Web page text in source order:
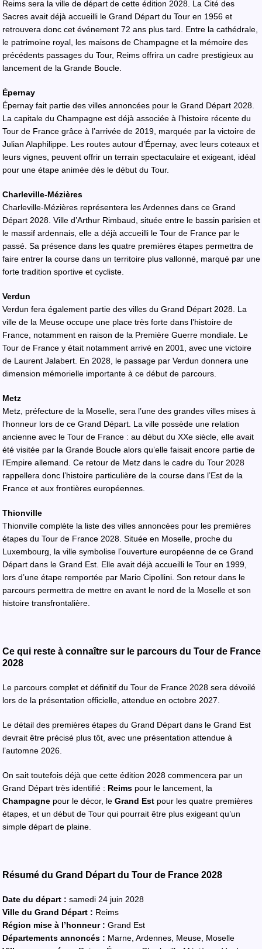
Reims sera la ville de départ de cette édition 2028. La Cité des
Sacres avait déjà accueilli le Grand Départ du Tour en 1956 et
retrouvera donc cet événement 72 ans plus tard. Entre la cathédrale,
le patrimoine royal, les maisons de Champagne et la mémoire des
précédents passages du Tour, Reims offrira un cadre prestigieux au
lancement de la Grande Boucle.
Épernay
Épernay fait partie des villes annoncées pour le Grand Départ 2028.
La capitale du Champagne est déjà associée à l’histoire récente du
Tour de France grâce à l’arrivée de 2019, marquée par la victoire de
Julian Alaphilippe. Les routes autour d’Épernay, avec leurs coteaux et
leurs vignes, peuvent offrir un terrain spectaculaire et exigeant, idéal
pour une étape animée dès le début du Tour.
Charleville-Mézières
Charleville-Mézières représentera les Ardennes dans ce Grand
Départ 2028. Ville d’Arthur Rimbaud, située entre le bassin parisien et
le massif ardennais, elle a déjà accueilli le Tour de France par le
passé. Sa présence dans les quatre premières étapes permettra de
faire entrer la course dans un territoire plus vallonné, marqué par une
forte tradition sportive et cycliste.
Verdun
Verdun fera également partie des villes du Grand Départ 2028. La
ville de la Meuse occupe une place très forte dans l’histoire de
France, notamment en raison de la Première Guerre mondiale. Le
Tour de France y était notamment arrivé en 2001, avec une victoire
de Laurent Jalabert. En 2028, le passage par Verdun donnera une
dimension mémorielle importante à ce début de parcours.
Metz
Metz, préfecture de la Moselle, sera l’une des grandes villes mises à
l’honneur lors de ce Grand Départ. La ville possède une relation
ancienne avec le Tour de France : au début du XXe siècle, elle avait
été visitée par la Grande Boucle alors qu’elle faisait encore partie de
l’Empire allemand. Ce retour de Metz dans le cadre du Tour 2028
rappellera donc l’histoire particulière de la course dans l’Est de la
France et aux frontières européennes.
Thionville
Thionville complète la liste des villes annoncées pour les premières
étapes du Tour de France 2028. Située en Moselle, proche du
Luxembourg, la ville symbolise l’ouverture européenne de ce Grand
Départ dans le Grand Est. Elle avait déjà accueilli le Tour en 1999,
lors d’une étape remportée par Mario Cipollini. Son retour dans le
parcours permettra de mettre en avant le nord de la Moselle et son
histoire transfrontalière.
Ce qui reste à connaître sur le parcours du Tour de France
2028
Le parcours complet et définitif du Tour de France 2028 sera dévoilé
lors de la présentation officielle, attendue en octobre 2027.
Le détail des premières étapes du Grand Départ dans le Grand Est
devrait être précisé plus tôt, avec une présentation attendue à
l’automne 2026.
On sait toutefois déjà que cette édition 2028 commencera par un
Grand Départ très identifié : Reims pour le lancement, la
Champagne pour le décor, le Grand Est pour les quatre premières
étapes, et un début de Tour qui pourrait être plus exigeant qu’un
simple départ de plaine.
Résumé du Grand Départ du Tour de France 2028
Date du départ : samedi 24 juin 2028
Ville du Grand Départ : Reims
Région mise à l’honneur : Grand Est
Départements annoncés : Marne, Ardennes, Meuse, Moselle